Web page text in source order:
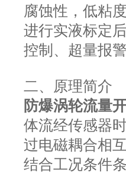
腐蚀性，低粘
进行实液标定
控制、超量报
二、原理简介
防爆涡轮流量
体流经传感器
过电磁耦合相
结合工况条件